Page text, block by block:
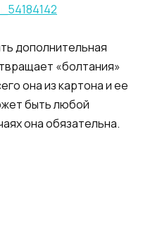
дополнительная
«болтания»
она из картона и ее
быть любой
она обязательна.